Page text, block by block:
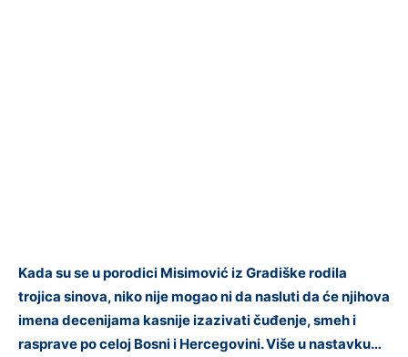
Kada su se u porodici Misimović iz Gradiške rodila
trojica sinova, niko nije mogao ni da nasluti da će njihova
imena decenijama kasnije izazivati čuđenje, smeh i
rasprave po celoj Bosni i Hercegovini. Više u nastavku…